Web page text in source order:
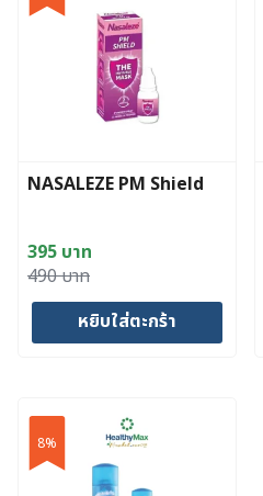
NASALEZE PM Shield
490บาท
Original
price
395 บาท
Current
price
หยิบใส่ตะกร้า
8%